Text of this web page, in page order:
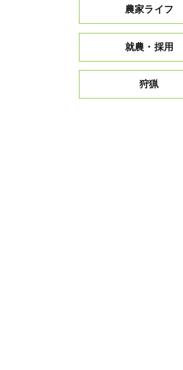
農家ライフ
就農・採用
狩猟